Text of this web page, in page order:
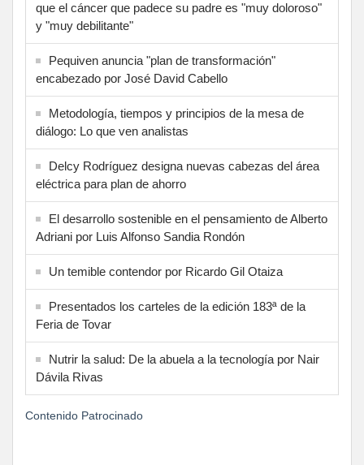
que el cáncer que padece su padre es "muy doloroso"
y "muy debilitante"
Pequiven anuncia "plan de transformación"
encabezado por José David Cabello
Metodología, tiempos y principios de la mesa de
diálogo: Lo que ven analistas
Delcy Rodríguez designa nuevas cabezas del área
eléctrica para plan de ahorro
El desarrollo sostenible en el pensamiento de Alberto
Adriani por Luis Alfonso Sandia Rondón
Un temible contendor por Ricardo Gil Otaiza
Presentados los carteles de la edición 183ª de la
Feria de Tovar
Nutrir la salud: De la abuela a la tecnología por Nair
Dávila Rivas
Contenido Patrocinado